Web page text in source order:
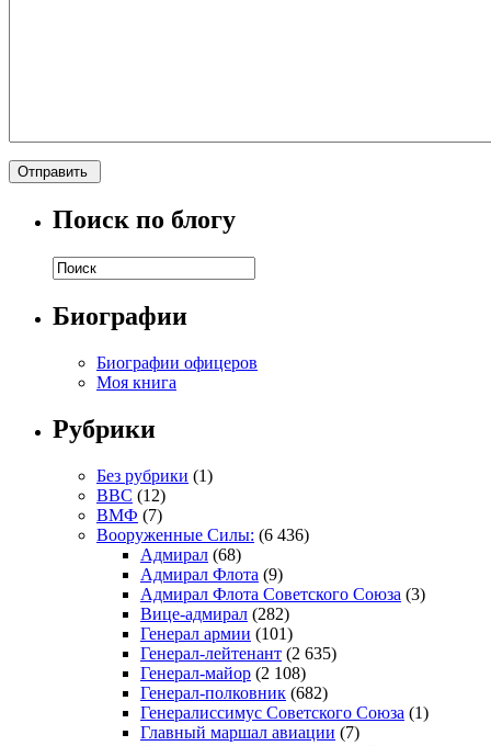
Поиск по блогу
Биографии
Биографии офицеров
Моя книга
Рубрики
Без рубрики (1)
ВВС (12)
ВМФ (7)
Вооруженные Силы: (6 436)
Адмирал (68)
Адмирал Флота (9)
Адмирал Флота Советского Союза (3)
Вице-адмирал (282)
Генерал армии (101)
Генерал-лейтенант (2 635)
Генерал-майор (2 108)
Генерал-полковник (682)
Генералиссимус Советского Союза (1)
Главный маршал авиации (7)